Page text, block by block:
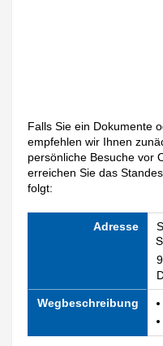
Falls Sie ein Dokumente
empfehlen wir Ihnen
persönliche Besuche vor
erreichen Sie das
folgt:
Adresse
Wegbeschreibung